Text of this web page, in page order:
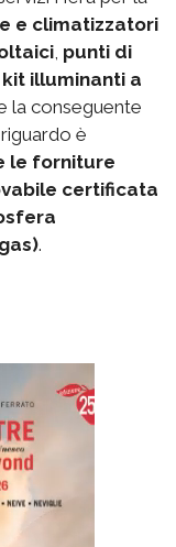
e climatizzatori
, punti di
kit illuminanti a
la conseguente
è
le forniture
certificata
.